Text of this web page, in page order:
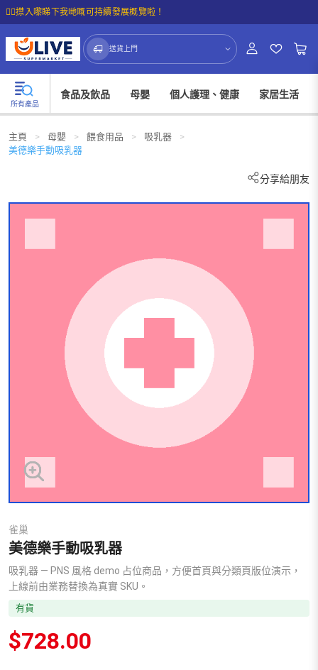
☝🏼㩒入嚟睇下我哋嘅可持續發展概覽啦！
送貨上門
所有產品
食品及飲品 母嬰 個人護理、健康 家居生活
主頁 > 母嬰 > 餵食用品 > 吸乳器
>
美德樂手動吸乳器
分享給朋友
雀巢
美德樂手動吸乳器
吸乳器 — PNS 風格 demo 占位商品，方便首頁與分類頁版位演示，
上線前由業務替換為真實 SKU。
有貨
$728.00